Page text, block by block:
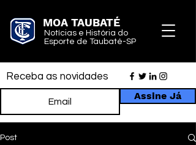
MOA TAUBATÉ
Notícias e História do
Esporte de Taubaté-SP
Receba as novidades
Assine Já
Post